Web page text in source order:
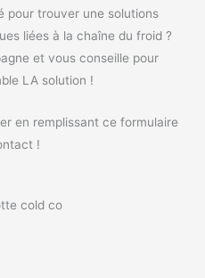
pour trouver une solutions
liées à la chaîne du froid ?
et vous conseille pour
LA solution !
en remplissant ce formulaire
!